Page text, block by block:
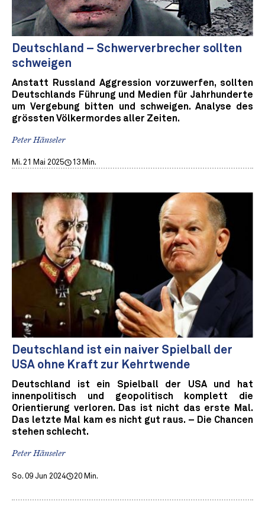
Deutschland – Schwerverbrecher sollten
schweigen
Anstatt Russland Aggression vorzuwerfen, sollten
Deutschlands Führung und Medien für Jahrhunderte
um Vergebung bitten und schweigen. Analyse des
grössten Völkermordes aller Zeiten.
Peter Hänseler
Mi. 21 Mai 2025 13 Min.
Deutschland ist ein naiver Spielball der
USA ohne Kraft zur Kehrtwende
Deutschland ist ein Spielball der USA und hat
innenpolitisch und geopolitisch komplett die
Orientierung verloren. Das ist nicht das erste Mal.
Das letzte Mal kam es nicht gut raus. – Die Chancen
stehen schlecht.
Peter Hänseler
So. 09 Jun 2024 20 Min.